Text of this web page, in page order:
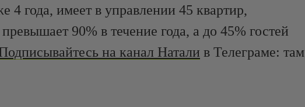
4 года, имеет в управлении 45 квартир,
90% в течение года, а до 45% гостей
на канал Натали в Телеграме: там